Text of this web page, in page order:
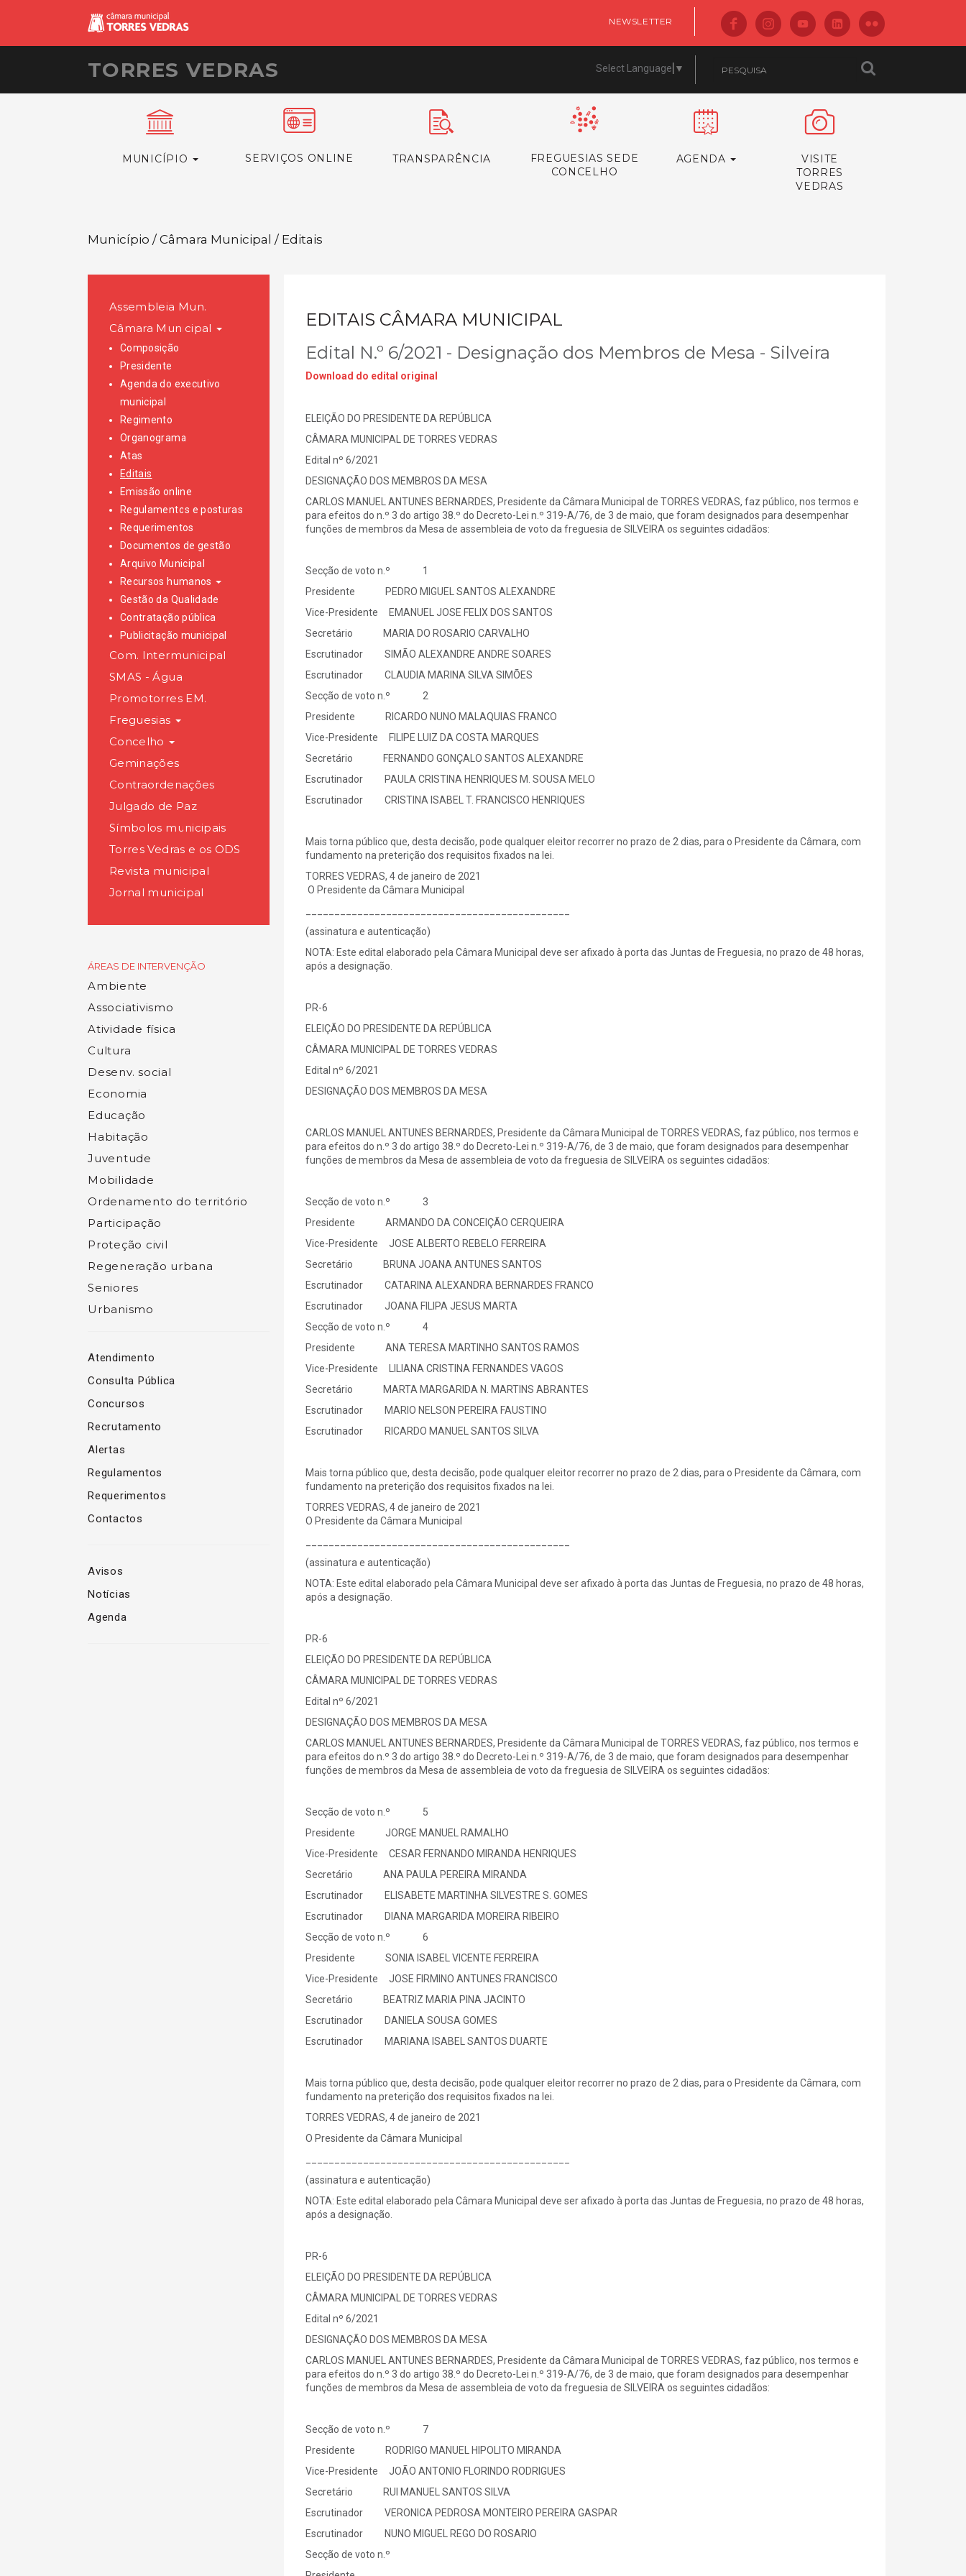
NEWSLETTER
TORRES VEDRAS Select Language ▼
MUNICÍPIO SERVIÇOS ONLINE TRANSPARÊNCIA
FREGUESIAS SEDE
CONCELHO
AGENDA
VISITE
TORRES
VEDRAS
Município / Câmara Municipal / Editais
Assembleia Mun.
Câmara Municipal
Composição
Presidente
Agenda do executivo
municipal
Regimento
Organograma
Atas
Editais
Emissão online
Regulamentos e posturas
Requerimentos
Documentos de gestão
Arquivo Municipal
Recursos humanos
Gestão da Qualidade
Contratação pública
Publicitação municipal
Com. Intermunicipal
SMAS - Água
Promotorres EM.
Freguesias
Concelho
Geminações
Contraordenações
Julgado de Paz
Símbolos municipais
Torres Vedras e os ODS
Revista municipal
Jornal municipal
ÁREAS DE INTERVENÇÃO
Ambiente
Associativismo
Atividade física
Cultura
Desenv. social
Economia
Educação
Habitação
Juventude
Mobilidade
Ordenamento do território
Participação
Proteção civil
Regeneração urbana
Seniores
Urbanismo
Atendimento
Consulta Pública
Concursos
Recrutamento
Alertas
Regulamentos
Requerimentos
Contactos
Avisos
Notícias
Agenda
EDITAIS CÂMARA MUNICIPAL
Edital N.º 6/2021 - Designação dos Membros de Mesa - Silveira
Download do edital original
ELEIÇÃO DO PRESIDENTE DA REPÚBLICA
CÂMARA MUNICIPAL DE TORRES VEDRAS
Edital nº 6/2021
DESIGNAÇÃO DOS MEMBROS DA MESA
CARLOS MANUEL ANTUNES BERNARDES, Presidente da Câmara Municipal de TORRES VEDRAS, faz público, nos termos e
para efeitos do n.º 3 do artigo 38.º do Decreto-Lei n.º 319-A/76, de 3 de maio, que foram designados para desempenhar
funções de membros da Mesa de assembleia de voto da freguesia de SILVEIRA os seguintes cidadãos:
Secção de voto n.º 1
Presidente PEDRO MIGUEL SANTOS ALEXANDRE
Vice-Presidente EMANUEL JOSE FELIX DOS SANTOS
Secretário MARIA DO ROSARIO CARVALHO
Escrutinador SIMÃO ALEXANDRE ANDRE SOARES
Escrutinador CLAUDIA MARINA SILVA SIMÕES
Secção de voto n.º 2
Presidente RICARDO NUNO MALAQUIAS FRANCO
Vice-Presidente FILIPE LUIZ DA COSTA MARQUES
Secretário FERNANDO GONÇALO SANTOS ALEXANDRE
Escrutinador PAULA CRISTINA HENRIQUES M. SOUSA MELO
Escrutinador CRISTINA ISABEL T. FRANCISCO HENRIQUES
Mais torna público que, desta decisão, pode qualquer eleitor recorrer no prazo de 2 dias, para o Presidente da Câmara, com
fundamento na preterição dos requisitos fixados na lei.
TORRES VEDRAS, 4 de janeiro de 2021
O Presidente da Câmara Municipal
(assinatura e autenticação)
NOTA: Este edital elaborado pela Câmara Municipal deve ser afixado à porta das Juntas de Freguesia, no prazo de 48 horas,
após a designação.
PR-6
ELEIÇÃO DO PRESIDENTE DA REPÚBLICA
CÂMARA MUNICIPAL DE TORRES VEDRAS
Edital nº 6/2021
DESIGNAÇÃO DOS MEMBROS DA MESA
CARLOS MANUEL ANTUNES BERNARDES, Presidente da Câmara Municipal de TORRES VEDRAS, faz público, nos termos e
para efeitos do n.º 3 do artigo 38.º do Decreto-Lei n.º 319-A/76, de 3 de maio, que foram designados para desempenhar
funções de membros da Mesa de assembleia de voto da freguesia de SILVEIRA os seguintes cidadãos:
Secção de voto n.º 3
Presidente ARMANDO DA CONCEIÇÃO CERQUEIRA
Vice-Presidente JOSE ALBERTO REBELO FERREIRA
Secretário BRUNA JOANA ANTUNES SANTOS
Escrutinador CATARINA ALEXANDRA BERNARDES FRANCO
Escrutinador JOANA FILIPA JESUS MARTA
Secção de voto n.º 4
Presidente ANA TERESA MARTINHO SANTOS RAMOS
Vice-Presidente LILIANA CRISTINA FERNANDES VAGOS
Secretário MARTA MARGARIDA N. MARTINS ABRANTES
Escrutinador MARIO NELSON PEREIRA FAUSTINO
Escrutinador RICARDO MANUEL SANTOS SILVA
Mais torna público que, desta decisão, pode qualquer eleitor recorrer no prazo de 2 dias, para o Presidente da Câmara, com
fundamento na preterição dos requisitos fixados na lei.
TORRES VEDRAS, 4 de janeiro de 2021
O Presidente da Câmara Municipal
(assinatura e autenticação)
NOTA: Este edital elaborado pela Câmara Municipal deve ser afixado à porta das Juntas de Freguesia, no prazo de 48 horas,
após a designação.
PR-6
ELEIÇÃO DO PRESIDENTE DA REPÚBLICA
CÂMARA MUNICIPAL DE TORRES VEDRAS
Edital nº 6/2021
DESIGNAÇÃO DOS MEMBROS DA MESA
CARLOS MANUEL ANTUNES BERNARDES, Presidente da Câmara Municipal de TORRES VEDRAS, faz público, nos termos e
para efeitos do n.º 3 do artigo 38.º do Decreto-Lei n.º 319-A/76, de 3 de maio, que foram designados para desempenhar
funções de membros da Mesa de assembleia de voto da freguesia de SILVEIRA os seguintes cidadãos:
Secção de voto n.º 5
Presidente JORGE MANUEL RAMALHO
Vice-Presidente CESAR FERNANDO MIRANDA HENRIQUES
Secretário ANA PAULA PEREIRA MIRANDA
Escrutinador ELISABETE MARTINHA SILVESTRE S. GOMES
Escrutinador DIANA MARGARIDA MOREIRA RIBEIRO
Secção de voto n.º 6
Presidente SONIA ISABEL VICENTE FERREIRA
Vice-Presidente JOSE FIRMINO ANTUNES FRANCISCO
Secretário BEATRIZ MARIA PINA JACINTO
Escrutinador DANIELA SOUSA GOMES
Escrutinador MARIANA ISABEL SANTOS DUARTE
Mais torna público que, desta decisão, pode qualquer eleitor recorrer no prazo de 2 dias, para o Presidente da Câmara, com
fundamento na preterição dos requisitos fixados na lei.
TORRES VEDRAS, 4 de janeiro de 2021
O Presidente da Câmara Municipal
(assinatura e autenticação)
NOTA: Este edital elaborado pela Câmara Municipal deve ser afixado à porta das Juntas de Freguesia, no prazo de 48 horas,
após a designação.
PR-6
ELEIÇÃO DO PRESIDENTE DA REPÚBLICA
CÂMARA MUNICIPAL DE TORRES VEDRAS
Edital nº 6/2021
DESIGNAÇÃO DOS MEMBROS DA MESA
CARLOS MANUEL ANTUNES BERNARDES, Presidente da Câmara Municipal de TORRES VEDRAS, faz público, nos termos e
para efeitos do n.º 3 do artigo 38.º do Decreto-Lei n.º 319-A/76, de 3 de maio, que foram designados para desempenhar
funções de membros da Mesa de assembleia de voto da freguesia de SILVEIRA os seguintes cidadãos:
Secção de voto n.º 7
Presidente RODRIGO MANUEL HIPOLITO MIRANDA
Vice-Presidente JOÃO ANTONIO FLORINDO RODRIGUES
Secretário RUI MANUEL SANTOS SILVA
Escrutinador VERONICA PEDROSA MONTEIRO PEREIRA GASPAR
Escrutinador NUNO MIGUEL REGO DO ROSARIO
Secção de voto n.º